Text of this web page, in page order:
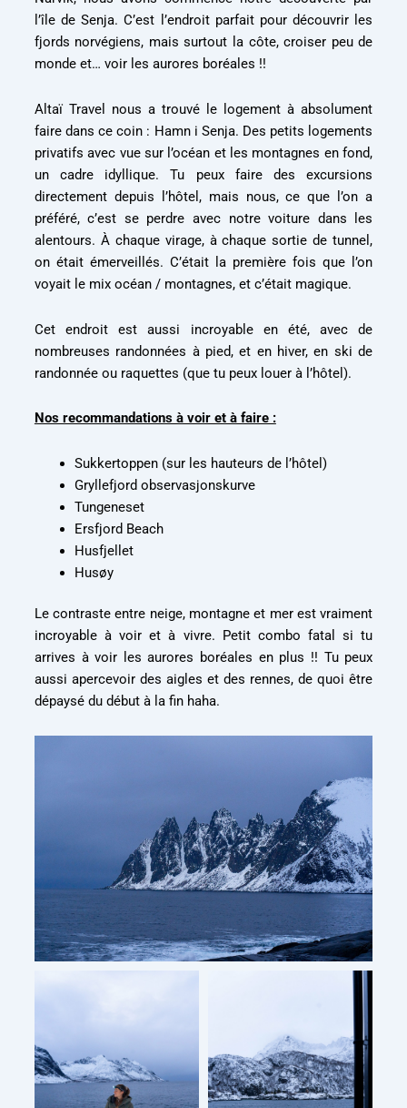
l’île de Senja. C’est l’endroit parfait pour découvrir les
fjords norvégiens, mais surtout la côte, croiser peu de
monde et… voir les aurores boréales !!
Altaï Travel nous a trouvé le logement à absolument
faire dans ce coin : Hamn i Senja. Des petits logements
privatifs avec vue sur l’océan et les montagnes en fond,
un cadre idyllique. Tu peux faire des excursions
directement depuis l’hôtel, mais nous, ce que l’on a
préféré, c’est se perdre avec notre voiture dans les
alentours. À chaque virage, à chaque sortie de tunnel,
on était émerveillés. C’était la première fois que l’on
voyait le mix océan / montagnes, et c’était magique.
Cet endroit est aussi incroyable en été, avec de
nombreuses randonnées à pied, et en hiver, en ski de
randonnée ou raquettes (que tu peux louer à l’hôtel).
Nos recommandations à voir et à faire :
Sukkertoppen (sur les hauteurs de l’hôtel)
Gryllefjord observasjonskurve
Tungeneset
Ersfjord Beach
Husfjellet
Husøy
Le contraste entre neige, montagne et mer est vraiment
incroyable à voir et à vivre. Petit combo fatal si tu
arrives à voir les aurores boréales en plus !! Tu peux
aussi apercevoir des aigles et des rennes, de quoi être
dépaysé du début à la fin haha.